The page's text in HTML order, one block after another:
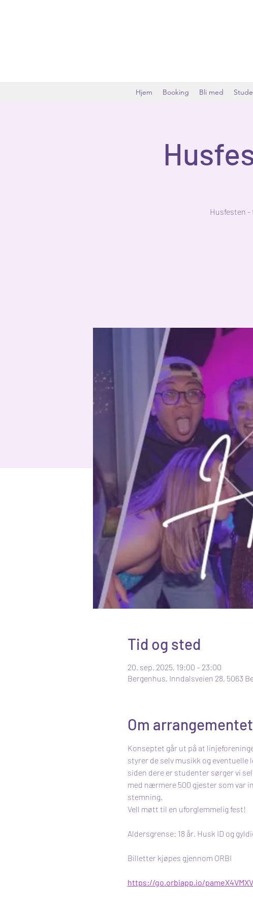
Hjem Booking Bli med
Husfesten -
Tid og sted
20. sep. 2025, 19:00 – 23:00
Bergenhus, Inndalsveien 28, 5063
Om arrangementet
Konseptet går ut på at
styrer de selv musikk og eventuelle
siden dere er studenter sørger vi
med nærmere 500 gjester som var
stemning.
Vell møtt til en uforglemmelig fest!
Aldersgrense: 18 år. Husk ID og
Billetter kjøpes gjennom ORBI
https://go.orbiapp.io/